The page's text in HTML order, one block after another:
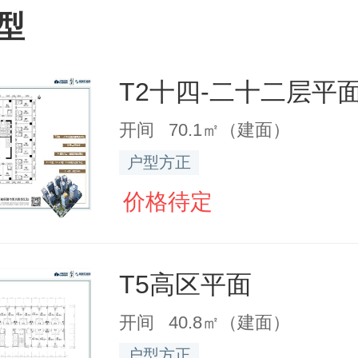
T2十四-二十二层平
开间 70.1㎡（建面）
户型方正
价格待定
T5高区平面
开间 40.8㎡（建面）
户型方正